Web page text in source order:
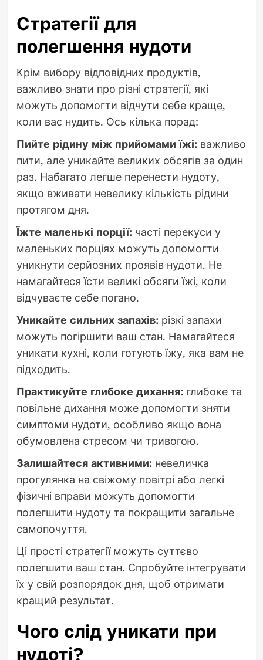
Стратегії для
полегшення нудоти
Крім вибору відповідних продуктів,
важливо знати про різні стратегії, які
можуть допомогти відчути себе краще,
коли вас нудить. Ось кілька порад:
Пийте рідину між прийомами їжі:важливо
пити, але уникайте великих обсягів за один
раз. Набагато легше перенести нудоту,
якщо вживати невелику кількість рідини
протягом дня.
Їжте маленькі порції:часті перекуси у
маленьких порціях можуть допомогти
уникнути серйозних проявів нудоти. Не
намагайтеся їсти великі обсяги їжі, коли
відчуваєте себе погано.
Уникайте сильних запахів:різкі запахи
можуть погіршити ваш стан. Намагайтеся
уникати кухні, коли готують їжу, яка вам не
підходить.
Практикуйте глибоке дихання:глибоке та
повільне дихання може допомогти зняти
симптоми нудоти, особливо якщо вона
обумовлена стресом чи тривогою.
Залишайтеся активними:невеличка
прогулянка на свіжому повітрі або легкі
фізичні вправи можуть допомогти
полегшити нудоту та покращити загальне
самопочуття.
Ці прості стратегії можуть суттєво
полегшити ваш стан. Спробуйте інтегрувати
їх у свій розпорядок дня, щоб отримати
кращий результат.
Чого слід уникати при
нудоті?